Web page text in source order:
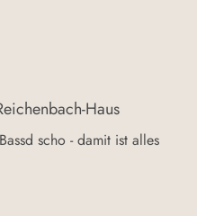
Haus
scho - damit ist alles